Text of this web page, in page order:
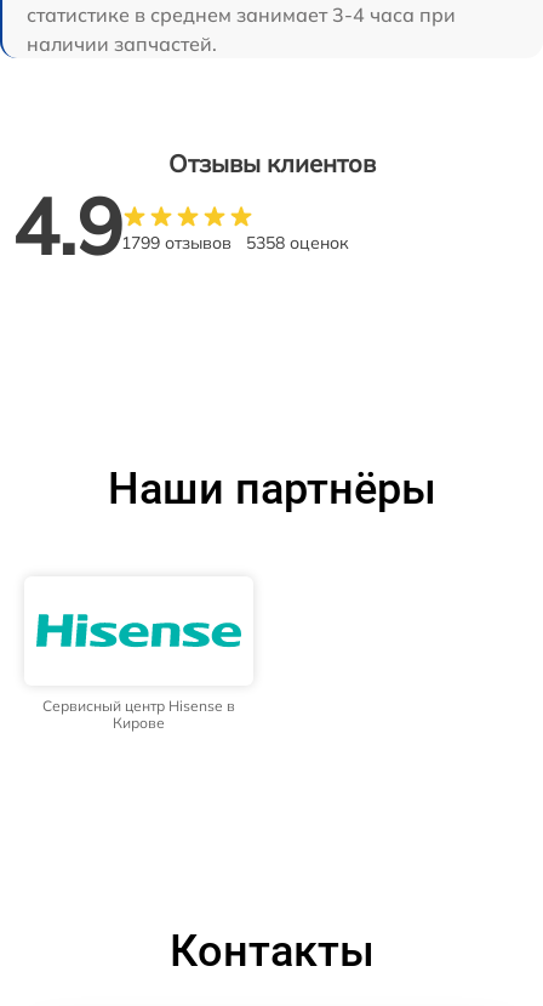
статистике в среднем занимает 3-4 часа при
наличии запчастей.
Отзывы клиентов
4.91799 отзывов 5358 оценок
Наши партнёры
Сервисный центр Hisense в
Кирове
Контакты